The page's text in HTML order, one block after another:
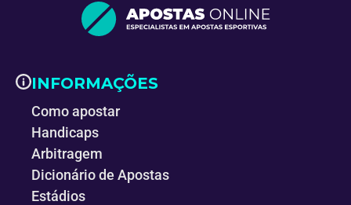
INFORMAÇÕES
Como apostar
Handicaps
Arbitragem
Dicionário de Apostas
Estádios